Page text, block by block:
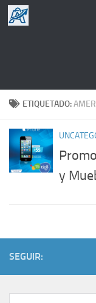
Saltar al contenido
ETIQUETADO:
y
SEGUIR: